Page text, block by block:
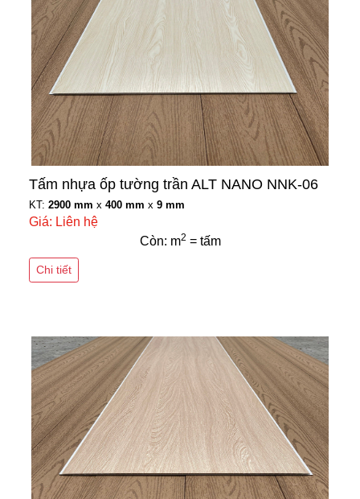
Tấm nhựa ốp tường trần ALT NANO NNK-06
KT: 2900 mm x 400 mm x 9 mm
Giá: Liên hệ
Còn: m2 = tấm
Chi tiết